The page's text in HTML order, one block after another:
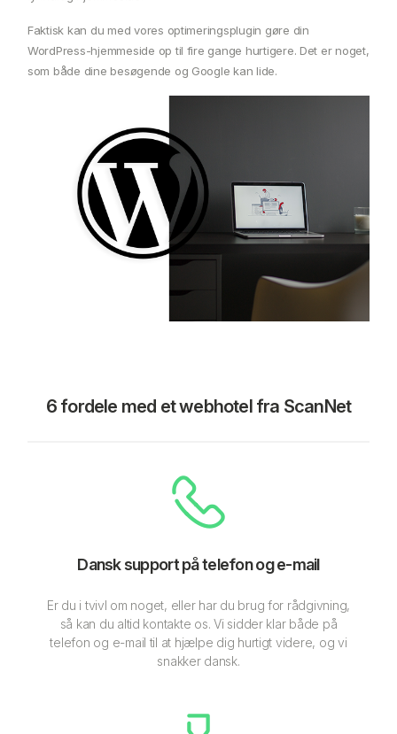
Faktisk kan du med vores optimeringsplugin gøre din
WordPress-hjemmeside op til fire gange hurtigere. Det er noget,
som både dine besøgende og Google kan lide.
6 fordele med et webhotel fra ScanNet
Dansk support på telefon og e-mail
Er du i tvivl om noget, eller har du brug for rådgivning,
så kan du altid kontakte os. Vi sidder klar både på
telefon og e-mail til at hjælpe dig hurtigt videre, og vi
snakker dansk.